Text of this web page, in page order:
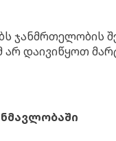
ჯანმრთელობის
დაივიწყოთ